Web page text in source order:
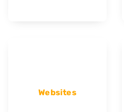
Websites